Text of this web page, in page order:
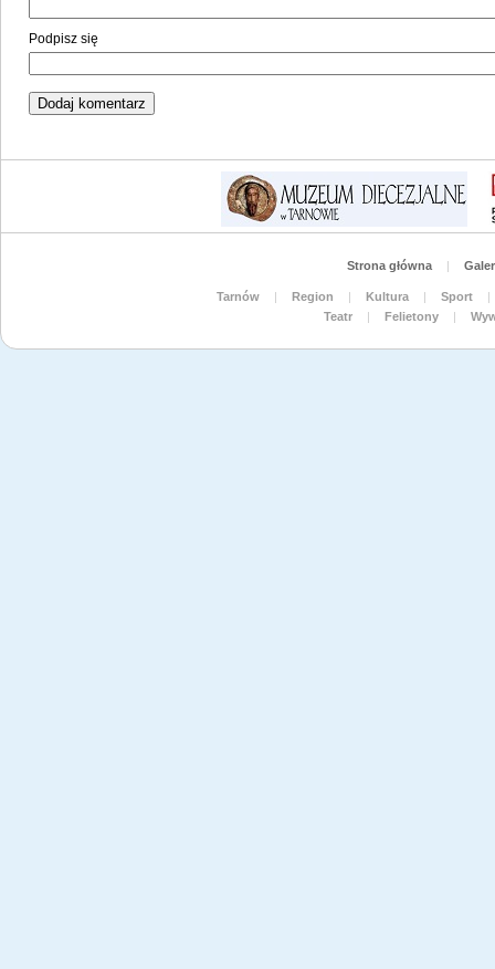
Podpisz się
Strona główna |
Tarnów | Region | Kultura | Sport
|
Teatr
| Felietony |